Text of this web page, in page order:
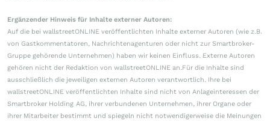
Ergänzender Hinweis für Inhalte externer Autoren:
Auf die bei wallstreetONLINE veröffentlichten Inhalte externer Autoren (wie z.B.
von Gastkommentatoren, Nachrichtenagenturen oder nicht zur Smartbroker-
Gruppe gehörende Unternehmen) haben wir keinen Einfluss. Externe Autoren
gehören nicht der Redaktion von wallstreetONLINE an.Für die Inhalte sind
ausschließlich die jeweiligen externen Autoren verantwortlich. Ihre bei
wallstreetONLINE veröffentlichten Inhalte sind nicht von Anlageinteressen der
Smartbroker Holding AG, ihrer verbundenen Unternehmen, ihrer Organe oder
ihrer Mitarbeiter bestimmt und spiegeln nicht notwendigerweise die Meinungen